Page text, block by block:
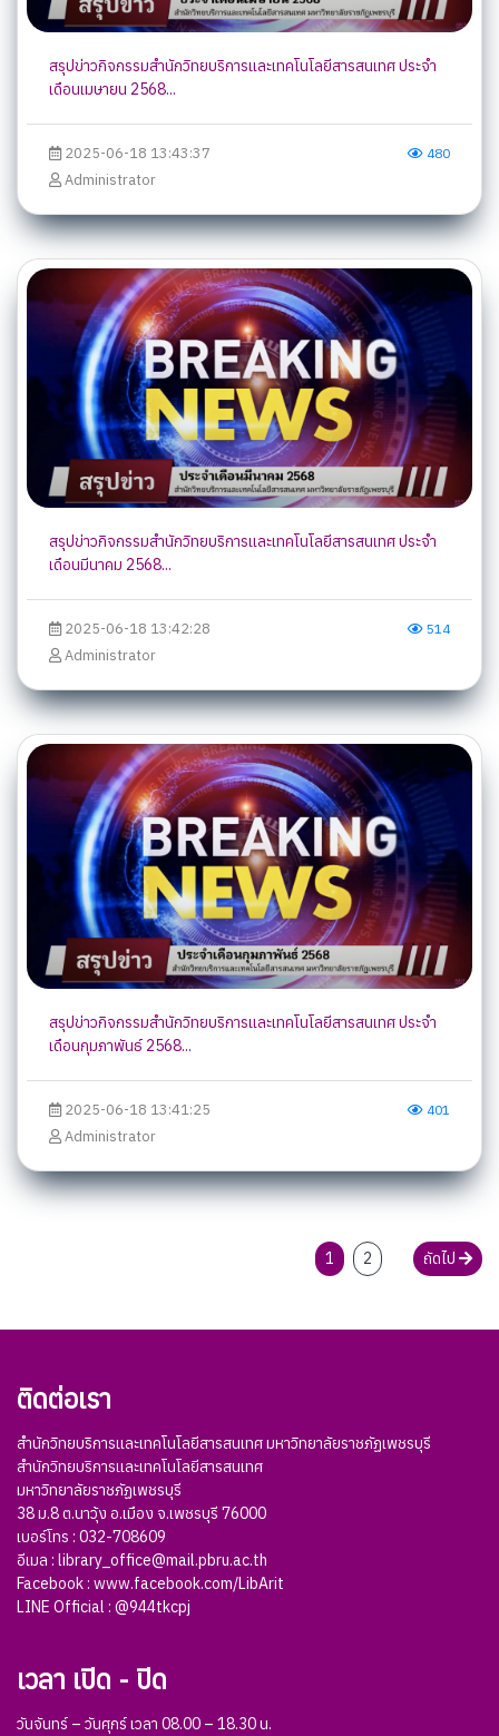
สรุปข่าวกิจกรรมสำนักวิทยบริการและเทคโนโลยีสารสนเทศ ประจำ
เดือนเมษายน 2568...
2025-06-18 13:43:37
Administrator
480
สรุปข่าวกิจกรรมสำนักวิทยบริการและเทคโนโลยีสารสนเทศ ประจำ
เดือนมีนาคม 2568...
2025-06-18 13:42:28
Administrator
514
สรุปข่าวกิจกรรมสำนักวิทยบริการและเทคโนโลยีสารสนเทศ ประจำ
เดือนกุมภาพันธ์ 2568...
2025-06-18 13:41:25
Administrator
401
1 2 ถัดไป
ติดต่อเรา
สำนักวิทยบริการและเทคโนโลยีสารสนเทศ มหาวิทยาลัยราชภัฏเพชรบุรี
สำนักวิทยบริการและเทคโนโลยีสารสนเทศ
มหาวิทยาลัยราชภัฏเพชรบุรี
38 ม.8 ต.นาวุ้ง อ.เมือง จ.เพชรบุรี 76000
เบอร์โทร : 032-708609
อีเมล : library_office@mail.pbru.ac.th
Facebook : www.facebook.com/LibArit
LINE Official : @944tkcpj
เวลา เปิด - ปิด
วันจันทร์ – วันศุกร์ เวลา 08.00 – 18.30 น.